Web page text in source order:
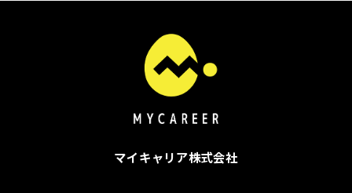
マイキャリア株式会社